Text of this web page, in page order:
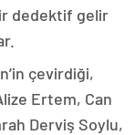
dedektif gelir
çevirdiği,
Ertem, Can
Derviş Soylu,